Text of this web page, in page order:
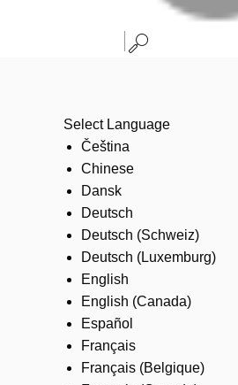
Select Language
Čeština
Chinese
Dansk
Deutsch
Deutsch (Schweiz)
Deutsch (Luxemburg)
English
English (Canada)
Español
Français
Français (Belgique)